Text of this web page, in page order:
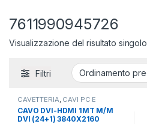
7611990945726
Visualizzazione del risultato singolo
Filtri
CAVETTERIA, CAVI PC E
PERIFERICHE,CAVI USB 4
CAVO DVI-HDMI 1MT M/M
DVI (24+1) 3840X2160